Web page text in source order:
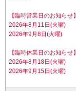
【臨時営業日のお知らせ】
2026年8月11日(火曜)
2026年9月8日(火曜)
【臨時休業日のお知らせ】
2026年8月18日(火曜)
2026年9月15日(火曜)